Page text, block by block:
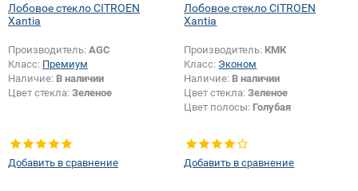
Лобовое стекло CITROEN
Xantia
Производитель: AGC
Класс: Премиум
Наличие: В наличии
Цвет стекла: Зеленое
Добавить в сравнение
Лобовое стекло CITROEN
Xantia
Производитель: КМК
Класс: Эконом
Наличие: В наличии
Цвет стекла:Зеленое
Цвет полосы: Голубая
Добавить в сравнение